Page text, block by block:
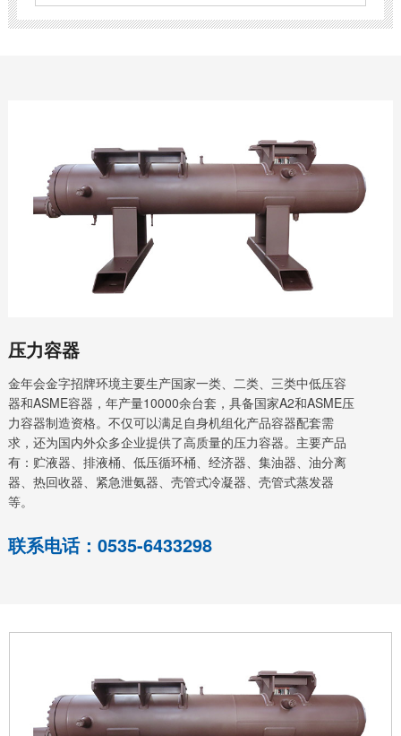
压力容器
金年会金字招牌环境主要生产国家一类、二类、三类中低压容
器和ASME容器，年产量10000余台套，具备国家A2和ASME压
力容器制造资格。不仅可以满足自身机组化产品容器配套需
求，还为国内外众多企业提供了高质量的压力容器。主要产品
有：贮液器、排液桶、低压循环桶、经济器、集油器、油分离
器、热回收器、紧急泄氨器、壳管式冷凝器、壳管式蒸发器
等。
联系电话：0535-6433298